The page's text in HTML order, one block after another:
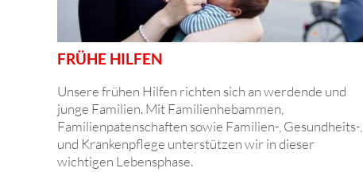
FRÜHE HILFEN
Unsere frühen Hilfen richten sich an werdende und
junge Familien. Mit Familienhebammen,
Familienpatenschaften sowie Familien-, Gesundheits-,
und Krankenpflege unterstützen wir in dieser
wichtigen Lebensphase.